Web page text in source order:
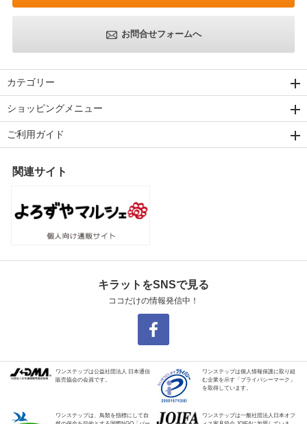
お問合せフォームへ
カテゴリー
ショッピングメニュー
ご利用ガイド
関連サイト
キラットをSNSで見る
ココだけの情報発信中！
ワンステップは公益社団法人 日本通信
販売協会の会員です。
ワンステップは個人情報保護に取り組
む企業を示す「プライバシーマーク」
を取得しています。
ワンステップは、鳥類を指標にして自
ワンステップは一般社団法人日本オフ